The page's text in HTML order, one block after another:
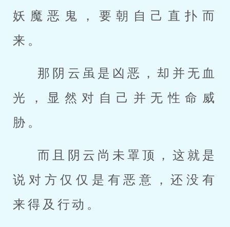
妖魔恶鬼，要朝自己直扑而
来。
那阴云虽是凶恶，却并无血
光，显然对自己并无性命威
胁。
而且阴云尚未罩顶，这就是
说对方仅仅是有恶意，还没有
来得及行动。